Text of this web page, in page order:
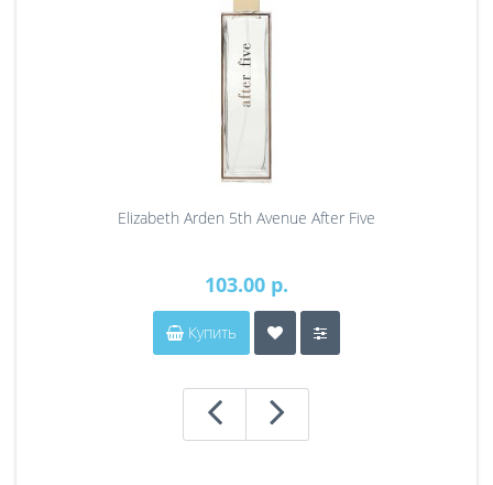
Elizabeth Arden 5th Avenue After Five
103.00 р.
Купить